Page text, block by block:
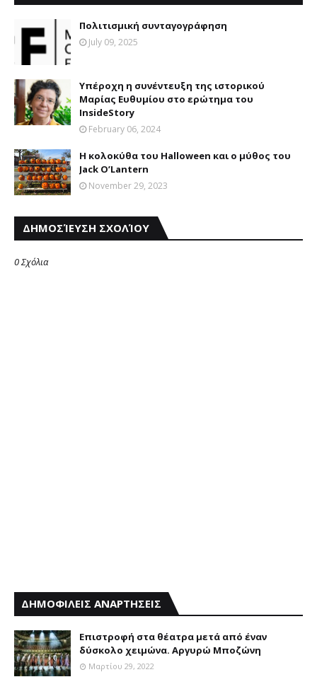
Πολιτισμική συνταγογράφηση
July 09, 2025
Υπέροχη η συνέντευξη της ιστορικού
Μαρίας Ευθυμίου στο ερώτημα του
InsideStory
February 06, 2024
Η κολοκύθα του Halloween και ο μύθος του
Jack O’Lantern
November 29, 2023
ΔΗΜΟΣΊΕΥΣΗ ΣΧΟΛΊΟΥ
0 Σχόλια
ΔΗΜΟΦΙΛΕΙΣ ΑΝΑΡΤΗΣΕΙΣ
Επιστροφή στα θέατρα μετά από έναν
δύσκολο χειμώνα. Αργυρώ Μποζώνη
Μαρτίου 29, 2022